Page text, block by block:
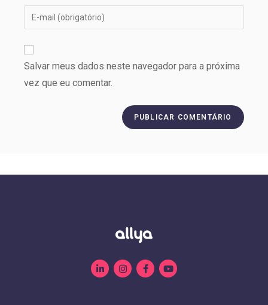
Salvar meus dados neste navegador para a próxima
vez que eu comentar.